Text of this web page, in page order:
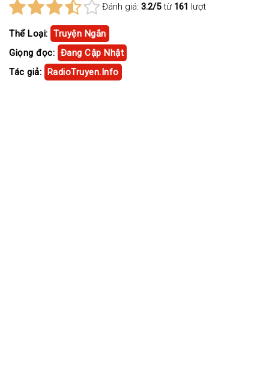
Đánh giá: 3.2/5từ 161 lượt
Thể Loại: Truyện Ngắn
Giọng đọc: Đang Cập Nhật
Tác giả: RadioTruyen.Info